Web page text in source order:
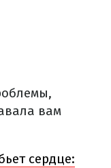
вам
сердце: